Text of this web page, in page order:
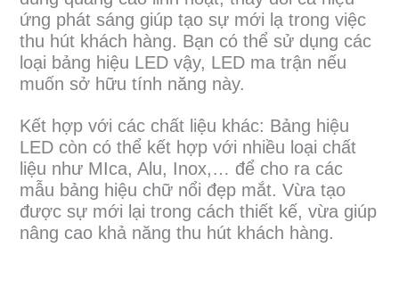
ứng phát sáng giúp tạo sự mới lạ trong việc
thu hút khách hàng. Bạn có thể sử dụng các
loại bảng hiệu LED vậy, LED ma trận nếu
muốn sở hữu tính năng này.
Kết hợp với các chất liệu khác: Bảng hiệu
LED còn có thể kết hợp với nhiều loại chất
liệu như MIca, Alu, Inox,… để cho ra các
mẫu bảng hiệu chữ nổi đẹp mắt. Vừa tạo
được sự mới lại trong cách thiết kế, vừa giúp
nâng cao khả năng thu hút khách hàng.